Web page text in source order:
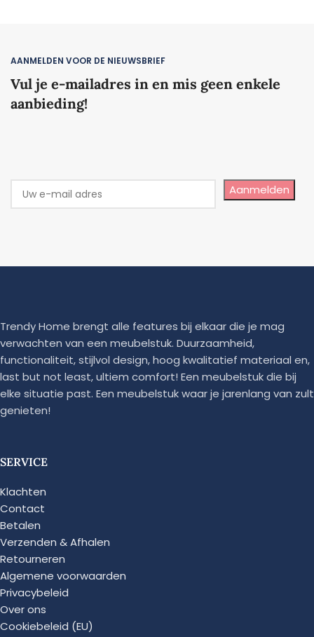
AANMELDEN VOOR DE NIEUWSBRIEF
Vul je e-mailadres in en mis geen enkele
aanbieding!
Aanmelden
Trendy Home brengt alle features bij elkaar die je mag
verwachten van een meubelstuk. Duurzaamheid,
functionaliteit, stijlvol design, hoog kwalitatief materiaal en,
last but not least, ultiem comfort! Een meubelstuk die bij
elke situatie past. Een meubelstuk waar je jarenlang van zult
genieten!
SERVICE
Klachten
Contact
Betalen
Verzenden & Afhalen
Retourneren
Algemene voorwaarden
Privacybeleid
Over ons
Cookiebeleid (EU)